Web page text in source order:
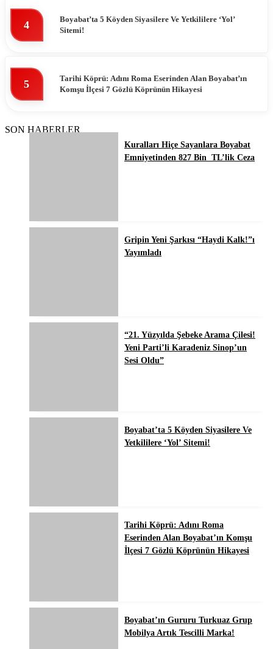
4
Boyabat’ta 5 Köyden Siyasilere Ve Yetkililere ‘Yol’
Sitemi!
5
Tarihi Köprü: Adını Roma Eserinden Alan Boyabat’ın
Komşu İlçesi 7 Gözlü Köprünün Hikayesi
SON HABERLER
Kuralları Hiçe Sayanlara Boyabat
Emniyetinden 827 Bin TL’lik Ceza
Gripin Yeni Şarkısı “Haydi Kalk!”ı
Yayımladı
“21. Yüzyılda Şebeke Arama Çilesi!
Yeni Parti’li Karadeniz Sinop’un
Sesi Oldu”
Boyabat’ta 5 Köyden Siyasilere Ve
Yetkililere ‘Yol’ Sitemi!
Tarihi Köprü: Adını Roma
Eserinden Alan Boyabat’ın Komşu
İlçesi 7 Gözlü Köprünün Hikayesi
Boyabat’ın Gururu Turkuaz Grup
Mobilya Artık Tescilli Marka!